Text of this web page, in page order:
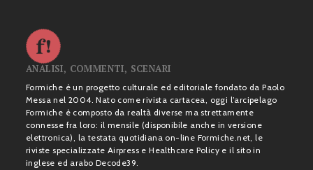
ANALISI, COMMENTI, SCENARI
Formiche è un progetto culturale ed editoriale fondato da Paolo
Messa nel 2004. Nato come rivista cartacea, oggi l’arcipelago
Formiche è composto da realtà diverse ma strettamente
connesse fra loro: il mensile (disponibile anche in versione
elettronica), la testata quotidiana on-line Formiche.net, le
riviste specializzate Airpress e Healthcare Policy e il sito in
inglese ed arabo Decode39.